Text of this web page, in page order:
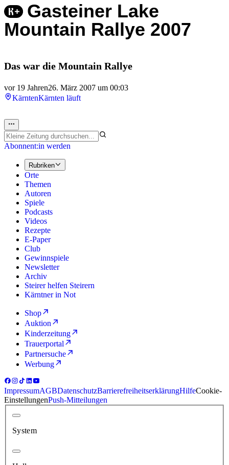
Gasteiner Lake
Mountain Rallye 2007
Das war die Mountain Rallye
vor 19 Jahren26. März 2007 um 00:03
KärntenKärnten läuft
Abonnent:in werden
Rubriken
Orte
Themen
Autoren
Spiele
Podcasts
Videos
Rezepte
E-Paper
Club
Gewinnspiele
Newsletter
Archiv
Steirer helfen Steirern
Kärntner in Not
Shop
Auktion
Kinderzeitung
Trauerportal
Partnersuche
Werbung
ImpressumAGBDatenschutzBarrierefreiheitserklärungHilfeCookie-
EinstellungenPush-Mitteilungen
System